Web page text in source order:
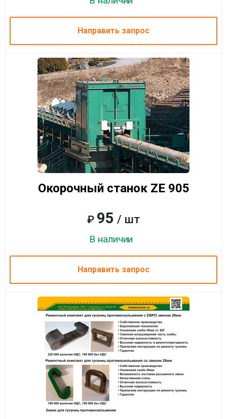
Направить запрос
Окорочный станок ZE 905
₽ 95 / шт
В наличии
Направить запрос